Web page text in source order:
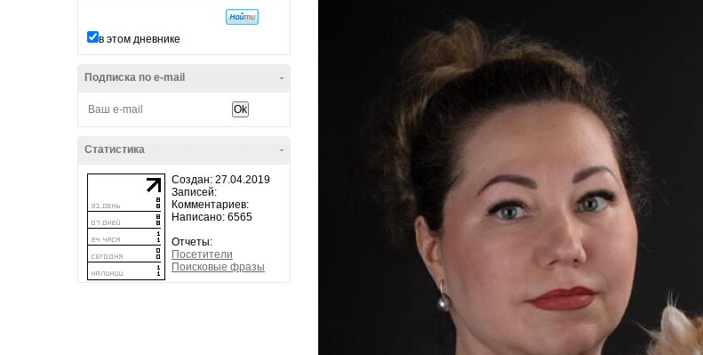
в этом дневнике
-
Подписка по e-mail
-
Статистика
Создан: 27.04.2019
Записей:
Комментариев:
Написано: 6565
Отчеты:
Посетители
Поисковые фразы